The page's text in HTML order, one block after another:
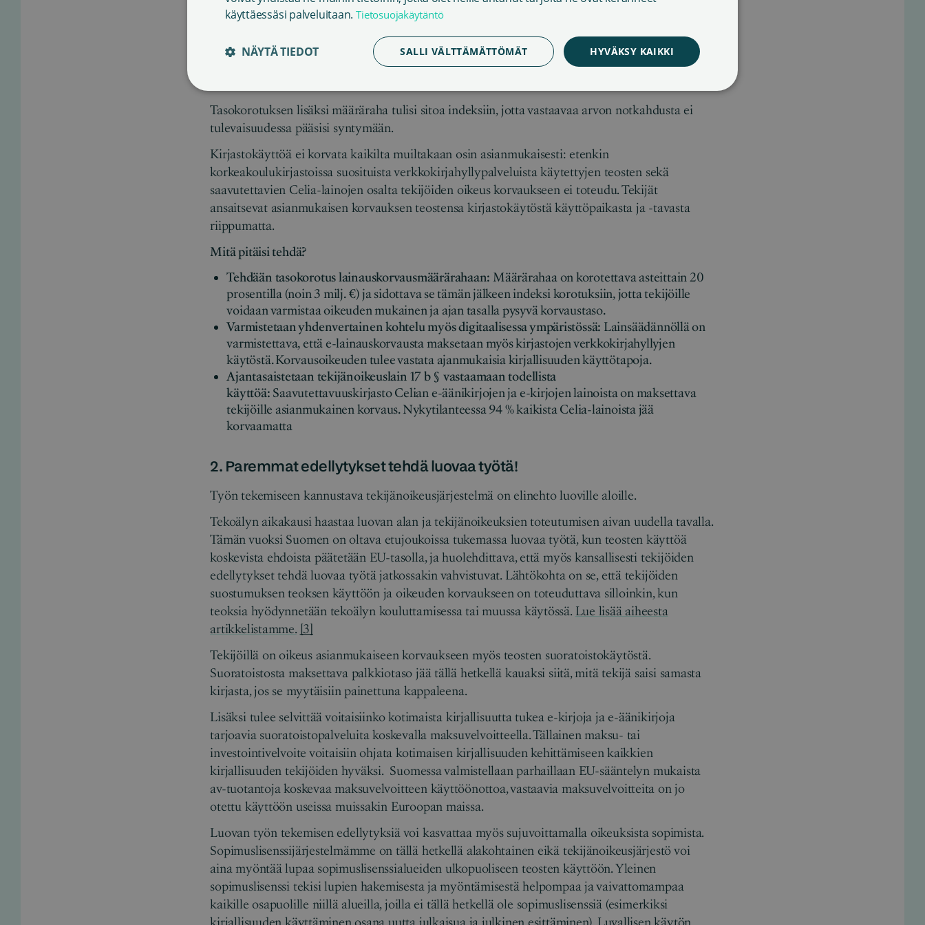
tekijöiden saamat korvaukset kirjastokäytöstä vähenevät.
tehty vuoden 2016 jälkeen, vaikka elinkustannukset ovat nousseet yli 20 prosenttia ja
lainamäärät kasvaneet. Eduskunta teki lainauskorvauksen korottamisesta lausuman jo vuonna
Tasokorotuksen lisäksi määräraha tulisi sitoa indeksiin, jotta vastaavaa arvon notkahdusta ei
tulevaisuudessa pääsisi syntymään.
Kirjastokäyttöä ei korvata kaikilta muiltakaan osin asianmukaisesti: etenkin
korkeakoulukirjastoissa suosituista verkkokirjahyllypalveluista käytettyjen teosten sekä
saavutettavien Celia-lainojen osalta tekijöiden oikeus korvaukseen ei toteudu. Tekijät
ansaitsevat asianmukaisen korvauksen teostensa kirjastokäytöstä käyttöpaikasta ja -tavasta
riippumatta.
Mitä pitäisi tehdä?
Tehdään tasokorotus lainauskorvausmäärärahaan: Määrärahaa on korotettava asteittain 20
prosentilla (noin 3 milj. €) ja sidottava se tämän jälkeen indeksi­ korotuksiin, jotta tekijöille
voidaan varmistaa oikeuden­ mukainen ja ajan tasalla pysyvä korvaustaso.
Varmistetaan yhdenvertainen kohtelu myös digitaalisessa ympäristössä: Lainsäädännöllä on
varmistettava, että e-lainauskorvausta maksetaan myös kirjastojen verkkokirjahyllyjen
käytöstä. Korvausoikeuden tulee vastata ajanmukaisia kirjallisuuden käyttötapoja.
Ajantasaistetaan tekijänoikeuslain 17 b § ­ vastaamaan todellista
käyttöä: Saavutettavuuskirjasto Celian e-äänikirjojen ja e-kirjojen lainoista on maksettava
tekijöille asianmukainen korvaus. Nyky­tilanteessa 94 % kaikista Celia-lainoista jää
korvaamatta
2. Paremmat edellytykset tehdä luovaa työtä!
Työn tekemiseen kannustava tekijänoikeusjärjestelmä on elinehto luoville aloille.
Tekoälyn aikakausi haastaa luovan alan ja tekijänoikeuksien toteutumisen aivan uudella tavalla.
Tämän vuoksi Suomen on oltava etujoukoissa tukemassa luovaa työtä, kun teosten käyttöä
koskevista ehdoista päätetään EU-tasolla, ja huolehdittava, että myös kansallisesti tekijöiden
edellytykset tehdä luovaa työtä jatkossakin vahvistuvat. Lähtökohta on se, että tekijöiden
suostumuksen teoksen käyttöön ja oikeuden korvaukseen on toteuduttava silloinkin, kun
teoksia hyödynnetään tekoälyn kouluttamisessa tai muussa käytössä. Lue lisää aiheesta
artikkelistamme. [3]
Tekijöillä on oikeus asianmukaiseen korvaukseen myös teosten suoratoistokäytöstä.
Suoratoistosta maksettava palkkiotaso jää tällä hetkellä kauaksi siitä, mitä tekijä saisi samasta
kirjasta, jos se myytäisiin painettuna kappaleena.
Lisäksi tulee selvittää voitaisiinko kotimaista kirjallisuutta tukea e-kirjoja ja e-äänikirjoja
tarjoavia suoratoistopalveluita koskevalla maksuvelvoitteella. Tällainen maksu- tai
investointivelvoite voitaisiin ohjata kotimaisen kirjallisuuden kehittämiseen kaikkien
kirjallisuuden tekijöiden hyväksi. Suomessa valmistellaan parhaillaan EU-sääntelyn mukaista
av-tuotantoja koskevaa maksuvelvoitteen käyttöönottoa, vastaavia maksuvelvoitteita on jo
otettu käyttöön useissa muissakin Euroopan maissa.
Luovan työn tekemisen edellytyksiä voi kasvattaa myös sujuvoittamalla oikeuksista sopimista.
Sopimuslisenssijärjestelmämme on tällä hetkellä alakohtainen eikä tekijänoikeusjärjestö voi
aina myöntää lupaa sopimuslisenssialueiden ulkopuoliseen teosten käyttöön. Yleinen
sopimuslisenssi tekisi lupien hakemisesta ja myöntämisestä helpompaa ja vaivattomampaa
kaikille osapuolille niillä alueilla, joilla ei tällä hetkellä ole sopimuslisenssiä (esimerkiksi
käyttäessäsi palveluitaan. Tietosuojakäytäntö
HYVÄKSY KAIKKI
SALLI VÄLTTÄMÄTTÖMÄT
NÄYTÄ TIEDOT